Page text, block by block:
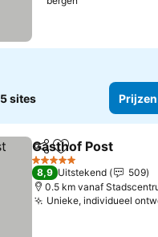
5 sites
DelenToevoegen aan
Gasthof Post
5 Sterren
8,9 Uitstekend
509
0.5 km vanaf
Unieke, individueel